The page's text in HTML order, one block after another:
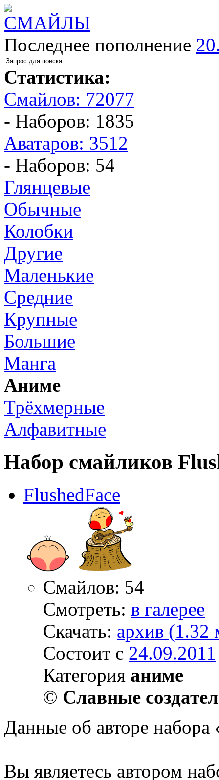
Последнее пополнение
Статистика:
Смайлов: 72077
- Наборов: 1835
Аватаров: 3512
- Наборов: 54
Глянцевые
Обычные
Колобки
Другие
Маленькие
Средние
Крупные
Большие
Манга
Аниме
Трёхмерные
Алфавитные
Набор смайликов
FlushedFace
Смайлов: 54
Смотреть: в галерее
Скачать: архив (1.32
Состоит с 24.09.2011
Категория аниме
© Славные
Данные об авторе набора
Вы являетесь автором